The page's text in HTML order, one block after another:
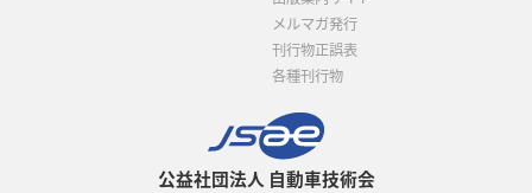
公益社団法人 自動車技術会
メルマガ発行
刊行物正誤表
各種刊行物